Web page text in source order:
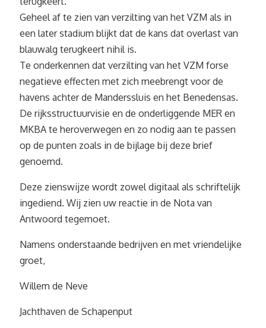
Geheel af te zien van verzilting van het VZM als in
een later stadium blijkt dat de kans dat overlast van
blauwalg terugkeert nihil is.
Te onderkennen dat verzilting van het VZM forse
negatieve effecten met zich meebrengt voor de
havens achter de Manderssluis en het Benedensas.
De rijksstructuurvisie en de onderliggende MER en
MKBA te heroverwegen en zo nodig aan te passen
op de punten zoals in de bijlage bij deze brief
genoemd.
Deze zienswijze wordt zowel digitaal als schriftelijk
ingediend. Wij zien uw reactie in de Nota van
Antwoord tegemoet.
Namens onderstaande bedrijven en met vriendelijke
groet,
Willem de Neve
Jachthaven de Schapenput